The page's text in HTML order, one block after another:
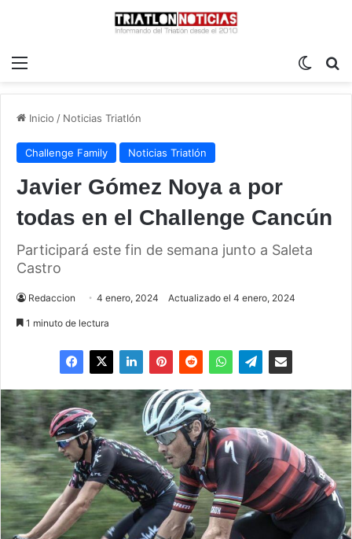
Inicio / Noticias Triatlón
Challenge Family Noticias Triatlón
Javier Gómez Noya a por
todas en el Challenge Cancún
Participará este fin de semana junto a Saleta
Castro
Redaccion 4 enero, 2024 Actualizado el 4 enero, 2024
1 minuto de lectura